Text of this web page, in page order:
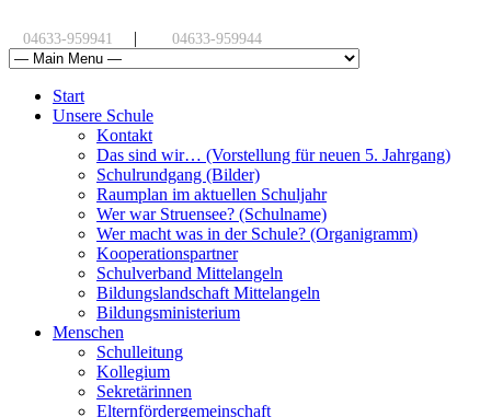
04633-959941 | 04633-959944
Start
Unsere Schule
Kontakt
Das sind wir… (Vorstellung für neuen 5. Jahrgang)
Schulrundgang (Bilder)
Raumplan im aktuellen Schuljahr
Wer war Struensee? (Schulname)
Wer macht was in der Schule? (Organigramm)
Kooperationspartner
Schulverband Mittelangeln
Bildungslandschaft Mittelangeln
Bildungsministerium
Menschen
Schulleitung
Kollegium
Sekretärinnen
Elternfördergemeinschaft